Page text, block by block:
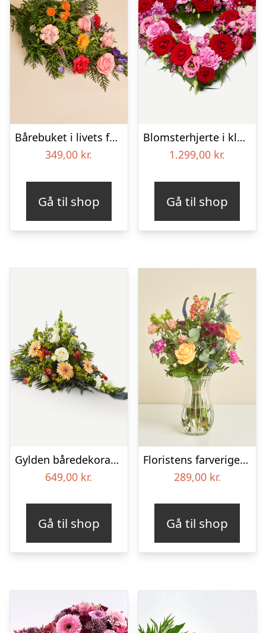
Bårebuket i livets farver
349,00 kr.
Gå til shop
Blomsterhjerte i klassisk stil – pink
1.299,00 kr.
Gå til shop
Gylden båredekoration
649,00 kr.
Gå til shop
Floristens farverige kondolencebuket
289,00 kr.
Gå til shop